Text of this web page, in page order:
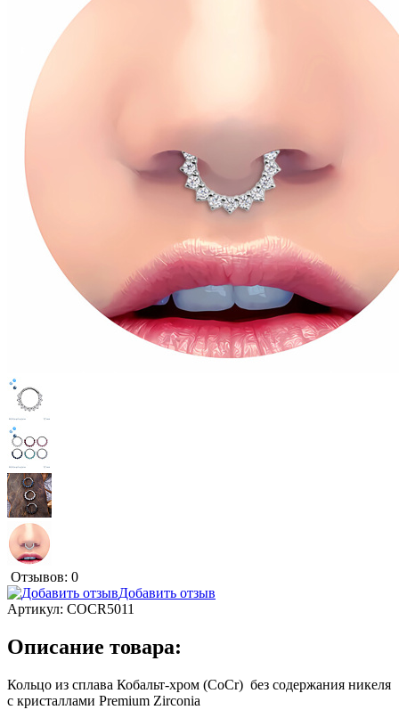
Отзывов: 0
Добавить отзыв
Артикул: COCR5011
Описание товара:
Кольцо из сплава Кобальт-хром (CoCr) без содержания никеля
с кристаллами Premium Zirconia